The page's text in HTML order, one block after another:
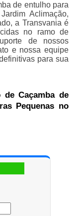
de entulho para
Aclimação,
a Transvania é
no ramo de
de nossos
e nossa equipe
para sua
Caçamba de
Pequenas no